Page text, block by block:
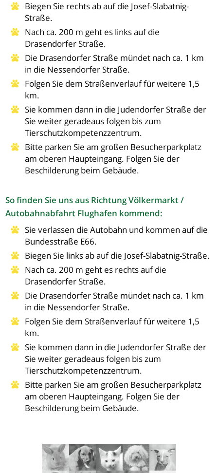
Biegen Sie rechts ab auf die Josef-Slabatnig-
Straße.
Nach ca. 200 m geht es links auf die
Drasendorfer Straße.
Die Drasendorfer Straße mündet nach ca. 1 km
in die Nessendorfer Straße.
Folgen Sie dem Straßenverlauf für weitere 1,5
km.
Sie kommen dann in die Judendorfer Straße der
Sie weiter geradeaus folgen bis zum
Tierschutzkompetenzzentrum.
Bitte parken Sie am großen Besucherparkplatz
am oberen Haupteingang. Folgen Sie der
Beschilderung beim Gebäude.
So finden Sie uns aus Richtung Völkermarkt /
Autobahnabfahrt Flughafen kommend:
Sie verlassen die Autobahn und kommen auf die
Bundesstraße E66.
Biegen Sie links ab auf die Josef-Slabatnig-Straße.
Nach ca. 200 m geht es rechts auf die
Drasendorfer Straße.
Die Drasendorfer Straße mündet nach ca. 1 km
in die Nessendorfer Straße.
Folgen Sie dem Straßenverlauf für weitere 1,5
km.
Sie kommen dann in die Judendorfer Straße der
Sie weiter geradeaus folgen bis zum
Tierschutzkompetenzzentrum.
Bitte parken Sie am großen Besucherparkplatz
am oberen Haupteingang. Folgen Sie der
Beschilderung beim Gebäude.